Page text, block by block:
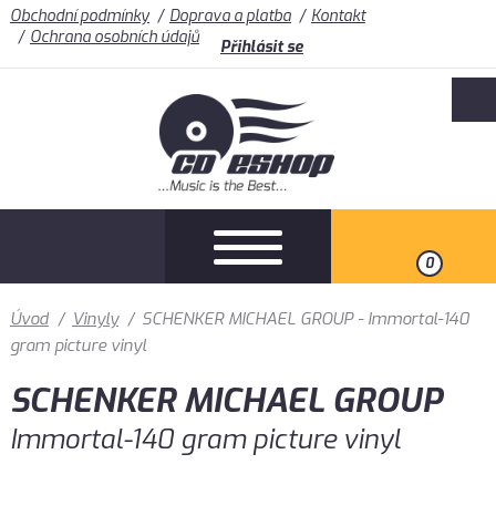
Obchodní podmínky Doprava a platba
Kontakt
Ochrana osobních údajů
Přihlásit se
0
Úvod / Vinyly / SCHENKER MICHAEL GROUP - Immortal-140
gram picture vinyl
SCHENKER MICHAEL GROUP
Immortal-140 gram picture vinyl